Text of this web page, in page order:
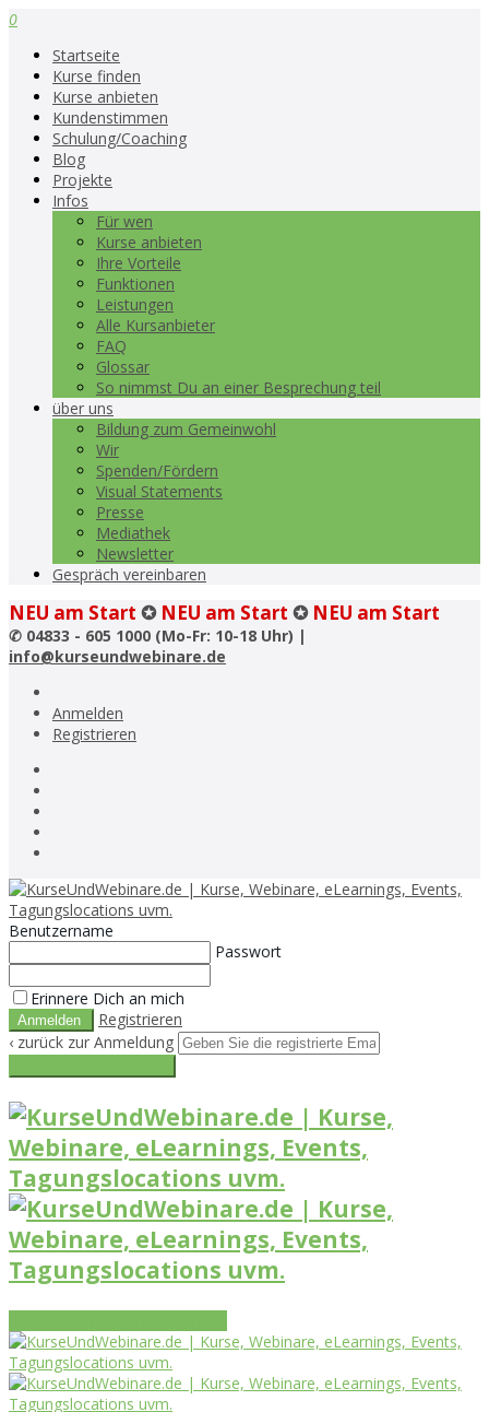
0
Startseite
Kurse finden
Kurse anbieten
Kundenstimmen
Schulung/Coaching
Blog
Projekte
Infos
Für wen
Kurse anbieten
Ihre Vorteile
Funktionen
Leistungen
Alle Kursanbieter
FAQ
Glossar
So nimmst Du an einer Besprechung teil
über uns
Bildung zum Gemeinwohl
Wir
Spenden/Fördern
Visual Statements
Presse
Mediathek
Newsletter
Gespräch vereinbaren
NEU am Start ✪ NEU am Start ✪ NEU am Start
✆ 04833 - 605 1000 (Mo-Fr: 10-18 Uhr) |
info@kurseundwebinare.de
Anmelden
Registrieren
Benutzername
Passwort
Erinnere Dich an mich
Registrieren
‹ zurück zur Anmeldung